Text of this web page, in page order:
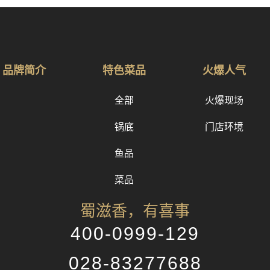
品牌简介 特色菜品
全部
锅底
鱼品
菜品
火爆人气
火爆现场
门店环境
蜀滋香，有喜事
400-0999-129
028-83277688